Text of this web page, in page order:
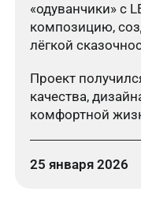
«одуванчики» с
композицию,
лёгкой
Проект
качества,
комфортной
25 января 2026